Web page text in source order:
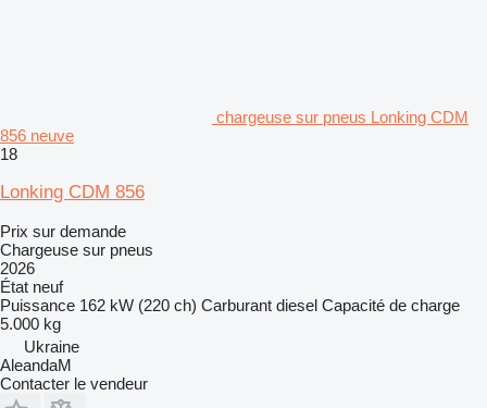
chargeuse sur pneus Lonking CDM
856 neuve
18
Lonking CDM 856
Prix sur demande
Chargeuse sur pneus
2026
État neuf
Puissance 162 kW (220 ch) Carburant diesel Capacité de charge
5.000 kg
Ukraine
AleandaM
Contacter le vendeur